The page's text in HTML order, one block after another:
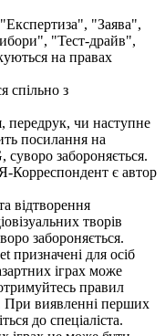
"Заява",
"Тест-драйв",
на правах
спільно з
передрук, чи наступне
посилання на
забороняється.
Корреспондент є автор
відтворення
творів
забороняється.
призначені для осіб
іграх може
правил
При виявленні перших
до спеціаліста.